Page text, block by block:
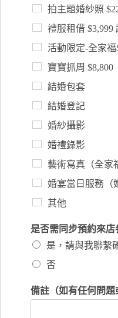
拍主題婚紗照
禮服租借 $3,999
活動限定-全家福
寶寶抓周 $8,800
結婚包套
結婚登記
婚紗攝影
婚禮錄影
藝術寫真（全家
婚宴當日服務（
其他
是否需同步預約來店
是，請與我聯繫
否
備註（如有任何問題